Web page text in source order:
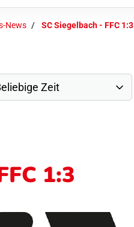
News SC Siegelbach - FFC 1:3
1:3